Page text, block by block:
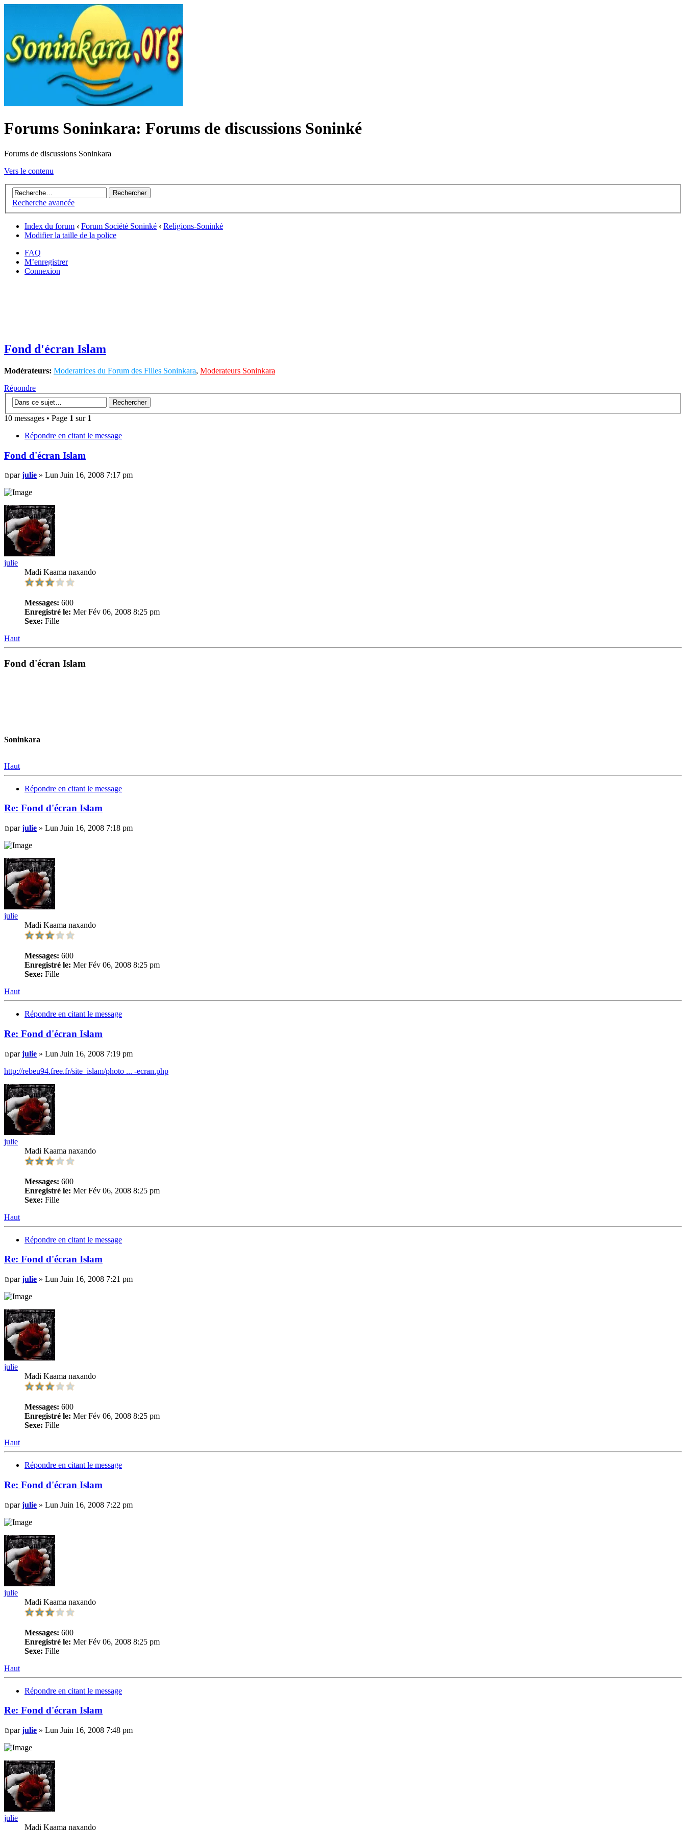
Forums Soninkara: Forums de discussions Soninké
Forums de discussions Soninkara
Vers le contenu
Recherche avancée
Index du forum ‹ Forum Société Soninké ‹ Religions-Soninké
Modifier la taille de la police
FAQ
M’enregistrer
Connexion
Fond d'écran Islam
Modérateurs: Moderatrices du Forum des Filles Soninkara, Moderateurs Soninkara
Répondre
10 messages • Page 1 sur 1
Répondre en citant le message
Fond d'écran Islam
parjulie » Lun Juin 16, 2008 7:17 pm
julie
Madi Kaama naxando
Messages: 600
Enregistré le: Mer Fév 06, 2008 8:25 pm
Sexe: Fille
Haut
Fond d'écran Islam
Soninkara
Haut
Répondre en citant le message
Re: Fond d'écran Islam
parjulie » Lun Juin 16, 2008 7:18 pm
julie
Madi Kaama naxando
Messages: 600
Enregistré le: Mer Fév 06, 2008 8:25 pm
Sexe: Fille
Haut
Répondre en citant le message
Re: Fond d'écran Islam
parjulie » Lun Juin 16, 2008 7:19 pm
http://rebeu94.free.fr/site_islam/photo ... -ecran.php
julie
Madi Kaama naxando
Messages: 600
Enregistré le: Mer Fév 06, 2008 8:25 pm
Sexe: Fille
Haut
Répondre en citant le message
Re: Fond d'écran Islam
parjulie » Lun Juin 16, 2008 7:21 pm
julie
Madi Kaama naxando
Messages: 600
Enregistré le: Mer Fév 06, 2008 8:25 pm
Sexe: Fille
Haut
Répondre en citant le message
Re: Fond d'écran Islam
parjulie » Lun Juin 16, 2008 7:22 pm
julie
Madi Kaama naxando
Messages: 600
Enregistré le: Mer Fév 06, 2008 8:25 pm
Sexe: Fille
Haut
Répondre en citant le message
Re: Fond d'écran Islam
parjulie » Lun Juin 16, 2008 7:48 pm
julie
Madi Kaama naxando